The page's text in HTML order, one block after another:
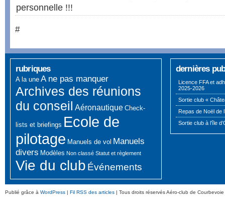
personnelle !!!
#
rubriques
A la une A ne pas manquer
Archives des réunions
du conseil Aéronautique Check-
lists et briefings Ecole de
pilotage Manuels de vol Manuels
divers Modèles Non classé Statut et règlement
Vie du club Événements
dernières
Licence FFA et
2025-2026
Sortie club «
Repas de Noël de
Sortie club à l’île
Publié grâce à WordPress | Fil RSS des articles | Tous droits réservés Aéro-club de Courbevoie